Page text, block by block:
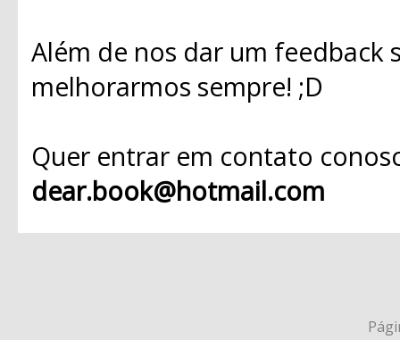
Além de nos dar um
melhorarmos sempre! ;D
Quer entrar em contato
dear.book@hotmail.com